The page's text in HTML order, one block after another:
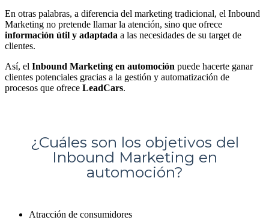
En otras palabras, a diferencia del marketing tradicional, el Inbound
Marketing no pretende llamar la atención, sino que ofrece
información útil y adaptada a las necesidades de su target de
clientes.
Así, el Inbound Marketing en automoción puede hacerte ganar
clientes potenciales gracias a la gestión y automatización de
procesos que ofrece LeadCars.
¿Cuáles son los objetivos del
Inbound Marketing en
automoción?
Atracción de consumidores